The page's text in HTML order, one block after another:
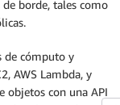
borde, tales como
de cómputo y
AWS Lambda, y
objetos con una API